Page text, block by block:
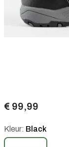
€ 99,99
Kleur: Black